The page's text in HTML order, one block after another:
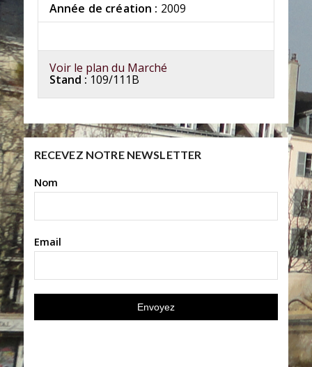
Année de création : 2009
Voir le plan du Marché
Stand : 109/111B
RECEVEZ NOTRE NEWSLETTER
Nom
Email